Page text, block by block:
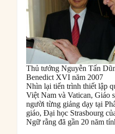
Thủ tướng Nguyễn Tấn
Benedict XVI năm 2007
Nhìn lại tiến trình thiết lập
Việt Nam và Vatican, Giáo
người từng giảng dạy tại
giáo, Đại học Strasbourg
Ngữ rằng đã gần 20 năm